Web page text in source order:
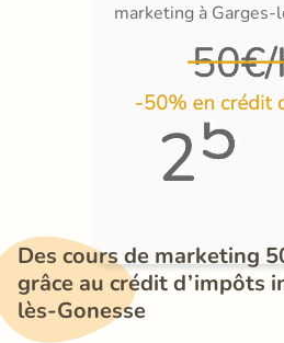
marketing à Garges-
Des cours de marketing
grâce au crédit d’impôts
lès-Gonesse